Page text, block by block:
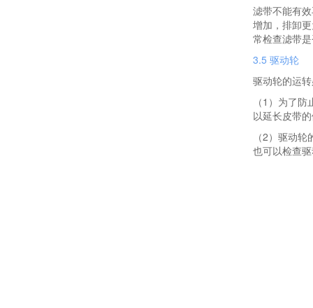
滤带不能有
增加，排卸
常检查滤带是
3.5 驱动轮
驱动轮的运
（1）为了
以延长皮带的
（2）驱动
也可以检查